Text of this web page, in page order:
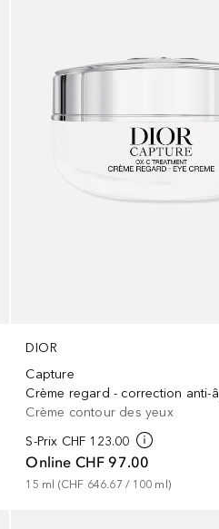
DIOR
Capture
Crème contour des yeux
S-Prix CHF 123.00
Online CHF 97.00
15 ml (CHF 646.67 / 100 ml )